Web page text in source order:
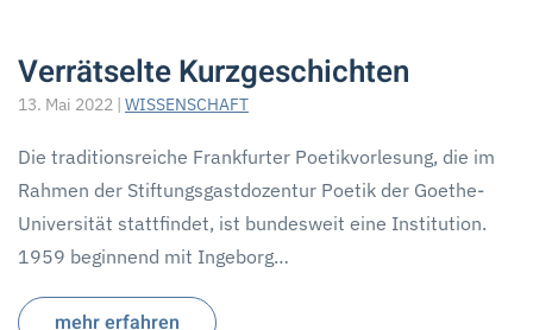
Verrätselte Kurzgeschichten
13. Mai 2022 | WISSENSCHAFT
Die traditionsreiche Frankfurter Poetikvorlesung, die im
Rahmen der Stiftungsgastdozentur Poetik der Goethe-
Universität stattfindet, ist bundesweit eine Institution.
1959 beginnend mit Ingeborg…
mehr erfahren